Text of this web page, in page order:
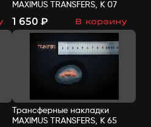
MAXIMUS TRANSFERS, К 07
1 650 ₽ В корзину
- +
Трансферные накладки
MAXIMUS TRANSFERS, К 65